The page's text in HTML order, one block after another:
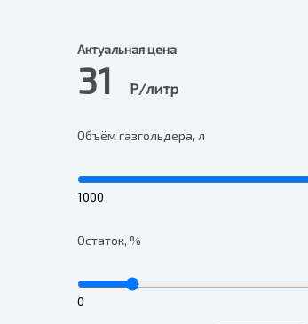
Актуальная цена
31 Р/литр
Объём газгольдера, л
1000
Остаток, %
0